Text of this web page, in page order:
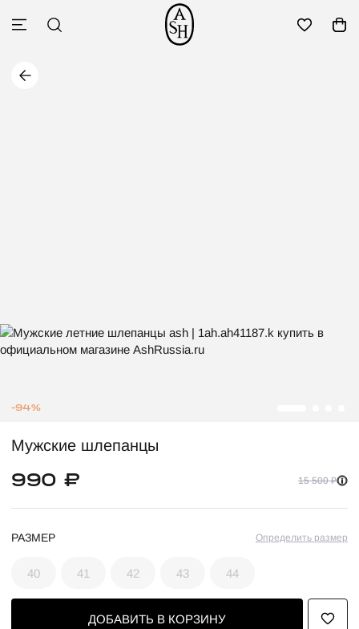
-94%
Мужские шлепанцы
990 ₽ 15 500 ₽
РАЗМЕР Определить размер
40 41 42 43 44
ДОБАВИТЬ В КОРЗИНУ